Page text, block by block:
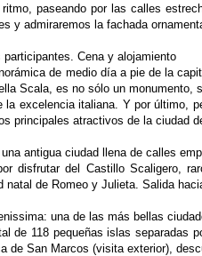
paseando por las calles
y admiraremos la fachada
Cena y alojamiento
de medio día a pie de la
Scala, es no sólo un monumento,
la excelenciaitaliana. Y por último,
principales atractivos de la ciudad
antigua ciudad llena de calles
disfrutar del Castillo Scaligero,
natal de Romeo y Julieta. Salida
una de las más bellas
118 pequeñas islas separadas
de San Marcos (visita exterior),